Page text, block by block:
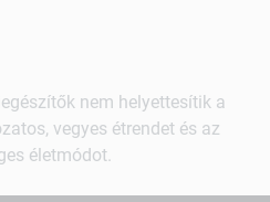
nem helyettesítik a
vegyes étrendet és az
életmódot.